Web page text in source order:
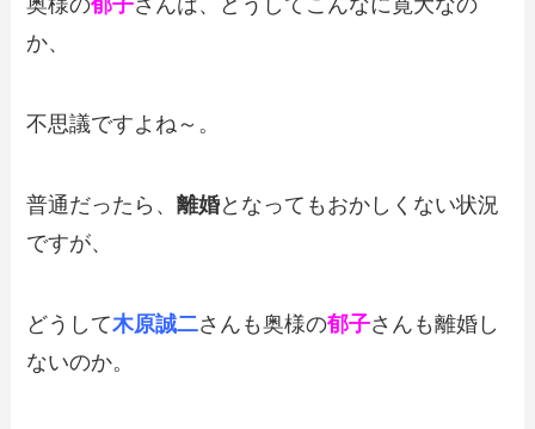
奥様の郁子さんは、どうしてこんなに寛大なの
か、
不思議ですよね～。
普通だったら、離婚となってもおかしくない状況
ですが、
どうして木原誠二さんも奥様の郁子さんも離婚し
ないのか。